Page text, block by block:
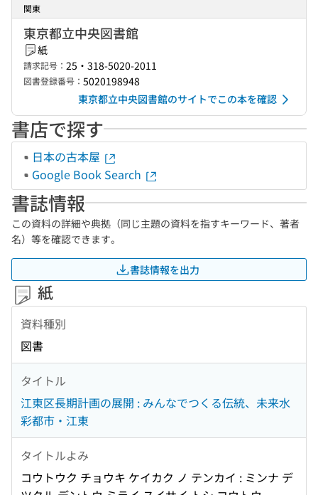
関東
東京都立中央図書館
紙
請求記号： 25・318-5020-2011
図書登録番号： 5020198948
東京都立中央図書館のサイトでこの本を確認
書店で探す
日本の古本屋
Google Book Search
書誌情報
この資料の詳細や典拠（同じ主題の資料を指すキーワード、著者
名）等を確認できます。
書誌情報を出力
紙
資料種別
図書
タイトル
江東区長期計画の展開 : みんなでつくる伝統、未来水
彩都市・江東
タイトルよみ
コウトウク チョウキ ケイカク ノ テンカイ : ミンナ デ